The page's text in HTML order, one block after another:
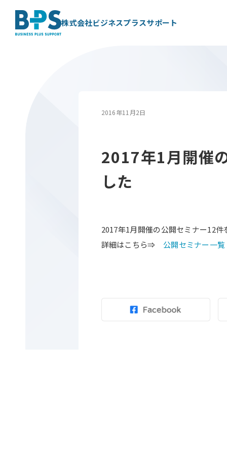
株式会社ビジネスプラスサポート
2016年11月2日
2017年1月開催
した
2017年1月開催の公開セミナー12件
詳細はこちら⇒ 公開セミナー一覧